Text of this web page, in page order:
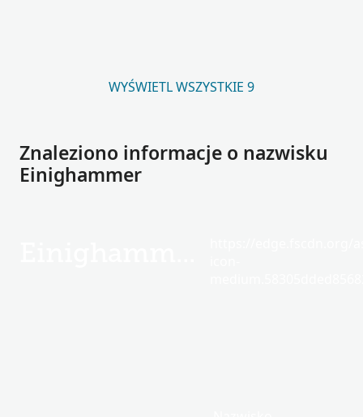
WYŚWIETL WSZYSTKIE 9
Znaleziono informacje o nazwisku
Einighammer